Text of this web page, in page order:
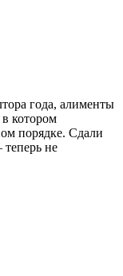
года, алименты
котором
порядке. Сдали
теперь не